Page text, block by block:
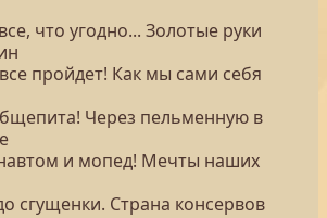
что угодно... Золотые руки
пройдет! Как мы сами себя
Через пельменную в
и мопед! Мечты наших
сгущенки. Страна консервов